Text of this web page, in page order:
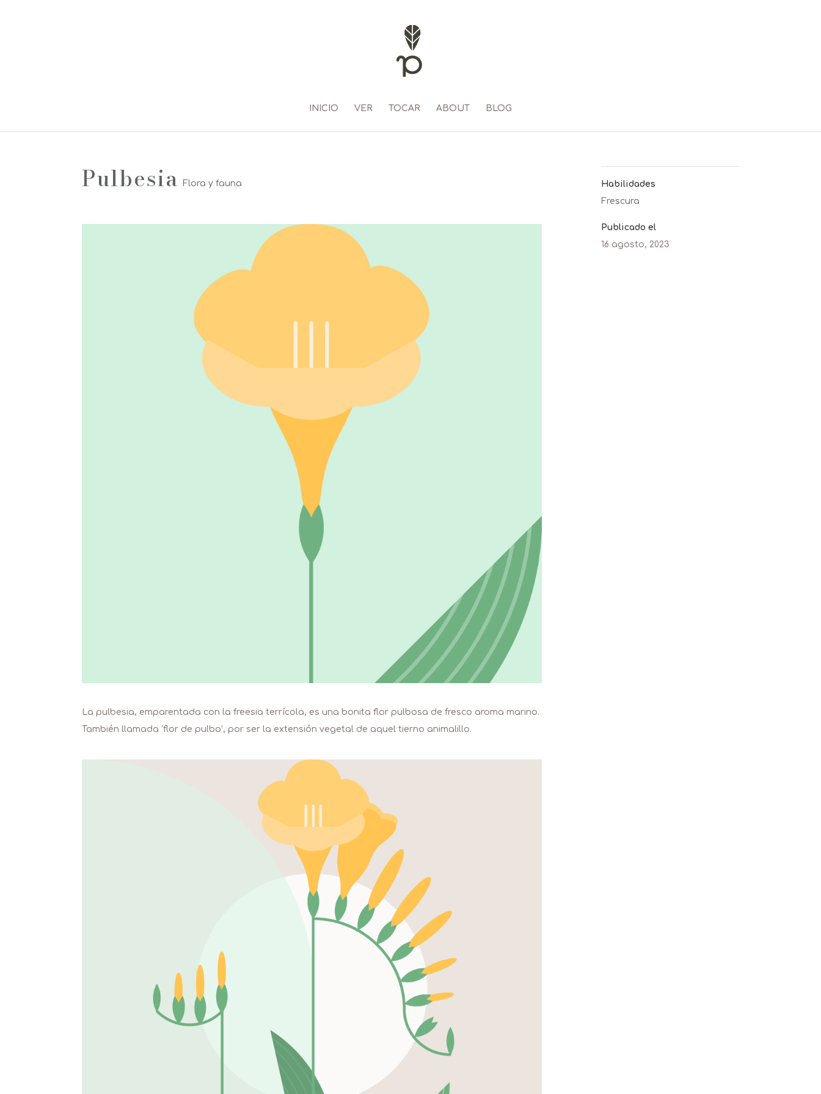
INICIO VER TOCAR ABOUT BLOG
Pulbesia Flora y fauna
La pulbesia, emparentada con la freesia terrícola, es una bonita flor pulbosa de fresco aroma marino.
También llamada ‘flor de pulbo’, por ser la extensión vegetal de aquel tierno animalillo.
Habilidades
Frescura
Publicado el
16 agosto, 2023